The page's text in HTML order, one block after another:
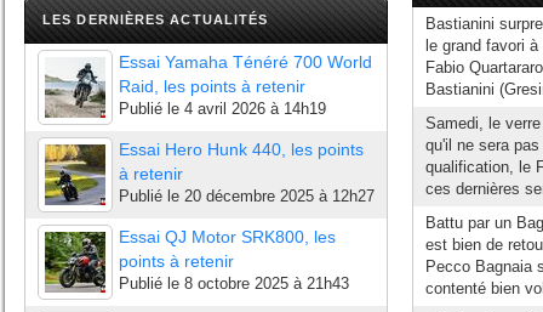
LES DERNIÈRES ACTUALITÉS
Essai Yamaha Ténéré 700 World
Raid, les points à retenir
Publié le 4 avril 2026 à 14h19
Essai Hero Hunk 440, les points
à retenir
Publié le 20 décembre 2025 à 12h27
Essai QJ Motor SRK800, les
points à retenir
Publié le 8 octobre 2025 à 21h43
Bastianini
le grand favori
Fabio
Bastianini
Samedi, le
qu'il ne sera
qualification, le
ces dernières
Battu par un
est bien de
Pecco Bagnaia
contenté bien